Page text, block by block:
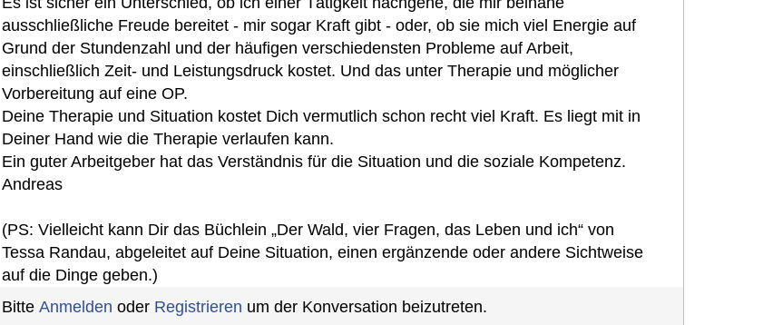
ausschließliche Freude bereitet - mir sogar Kraft gibt - oder, ob sie mich viel Energie auf
Grund der Stundenzahl und der häufigen verschiedensten Probleme auf Arbeit,
einschließlich Zeit- und Leistungsdruck kostet. Und das unter Therapie und möglicher
Vorbereitung auf eine OP.
Deine Therapie und Situation kostet Dich vermutlich schon recht viel Kraft. Es liegt mit in
Deiner Hand wie die Therapie verlaufen kann.
Ein guter Arbeitgeber hat das Verständnis für die Situation und die soziale Kompetenz.
Andreas
(PS: Vielleicht kann Dir das Büchlein „Der Wald, vier Fragen, das Leben und ich“ von
Tessa Randau, abgeleitet auf Deine Situation, einen ergänzende oder andere Sichtweise
auf die Dinge geben.)
Bitte Anmelden oder Registrieren um der Konversation beizutreten.